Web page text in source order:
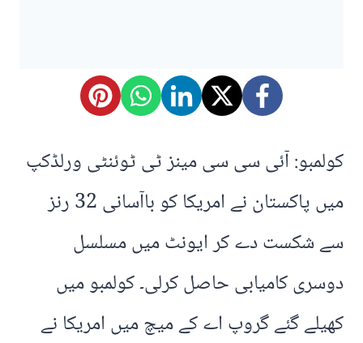
کولمبو: آئی سی سی مینز ٹی ٹوئنٹی ورلڈکپ
میں پاکستان نے امریکا کو باآسانی 32 رنز
سے شکست دے کر ایونٹ میں مسلسل
دوسری کامیابی حاصل کرلی۔ کولمبو میں
کھیلے گئے گروپ اے کے میچ میں امریکا نے